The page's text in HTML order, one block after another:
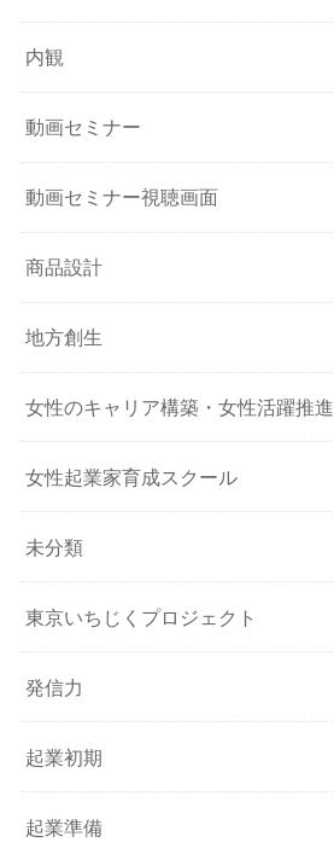
内観
動画セミナー
動画セミナー視聴画面
商品設計
地方創生
女性のキャリア構築・女性活躍推進
女性起業家育成スクール
未分類
東京いちじくプロジェクト
発信力
起業初期
起業準備